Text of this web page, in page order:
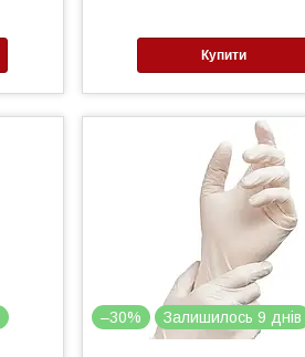
Купити
–30% Залишилось 9 днів